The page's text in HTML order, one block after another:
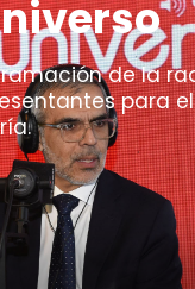
de la
para